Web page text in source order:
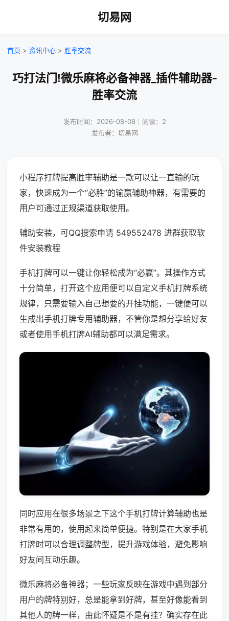
切易网
首页 > 资讯中心 > 胜率交流
巧打法门!微乐麻将必备神器_插件辅助器-
胜率交流
发布时间：2026-08-08｜阅读：2
发布者：切易网
小程序打牌提高胜率辅助是一款可以让一直输的玩
家，快速成为一个“必胜”的输赢辅助神器，有需要的
用户可通过正规渠道获取使用。
辅助安装，可QQ搜索申请 549552478 进群获取软
件安装教程
手机打牌可以一键让你轻松成为“必赢”。其操作方式
十分简单，打开这个应用便可以自定义手机打牌系统
规律，只需要输入自己想要的开挂功能，一键便可以
生成出手机打牌专用辅助器，不管你是想分享给好友
或者使用手机打牌AI辅助都可以满足需求。
同时应用在很多场景之下这个手机打牌计算辅助也是
非常有用的，使用起来简单便捷。特别是在大家手机
打牌时可以合理调整牌型，提升游戏体验，避免影响
好友间互动乐趣。
微乐麻将必备神器；一些玩家反映在游戏中遇到部分
用户的牌特别好，总是能拿到好牌，甚至好像能看到
其他人的牌一样，由此怀疑是不是有挂？确实存在此